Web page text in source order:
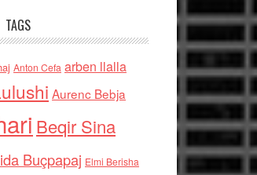
TAGS
Anton Cefa arben llalla
Aurenc Bebja
Beqir Sina
Buçpapaj Elmi Berisha